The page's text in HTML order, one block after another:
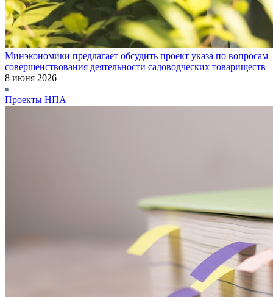
Минэкономики предлагает обсудить проект указа по вопросам
совершенствования деятельности садоводческих товариществ
8 июня 2026
Проекты НПА